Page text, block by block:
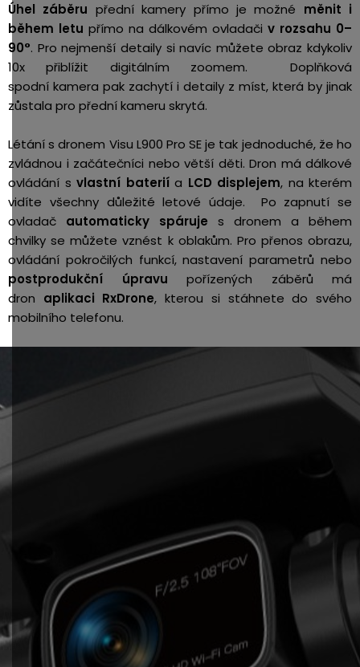
Úhel záběru přední kamery přímo je možné měnit i
během letu přímo na dálkovém ovladači v rozsahu 0–
90°. Pro nejmenší detaily si navíc můžete obraz kdykoliv
10x přiblížit digitálním zoomem. Doplňková
spodní kamera pak zachytí i detaily z míst, která by jinak
zůstala pro přední kameru skrytá.
Létání s dronem Visu L900 Pro SE je tak jednoduché, že ho
zvládnou i začátečníci nebo větší děti. Dron má dálkové
ovládání s vlastní bateriía LCD displejem, na kterém
vidíte všechny důležité letové údaje.
Po zapnutí se
ovladač automaticky spáruje s dronem a během
chvilky se můžete vznést k oblakům. Pro přenos obrazu,
ovládání pokročilých funkcí, nastavení parametrů nebo
postprodukční úpravu pořízených záběrů má
dron aplikaci RxDrone, kterou si stáhnete do svého
mobilního telefonu.